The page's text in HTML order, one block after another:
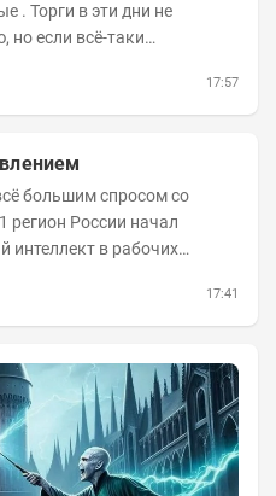
но если всё-таки
17:57
большим спросом со
регион России начал
интеллект в рабочих
17:41